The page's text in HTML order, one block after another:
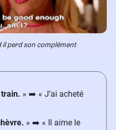
il perd son complément
» ➡️ « J’ai acheté
» ➡️ « Il aime le